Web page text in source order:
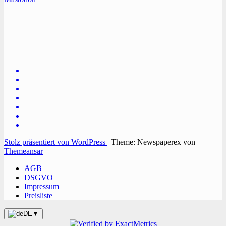
Stolz präsentiert von WordPress | Theme: Newspaperex von
Themeansar
AGB
DSGVO
Impressum
Preisliste
DE▼